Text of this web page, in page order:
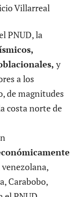
PNUD, la
y
a los
de magnitudes
costa norte de
Carabobo,